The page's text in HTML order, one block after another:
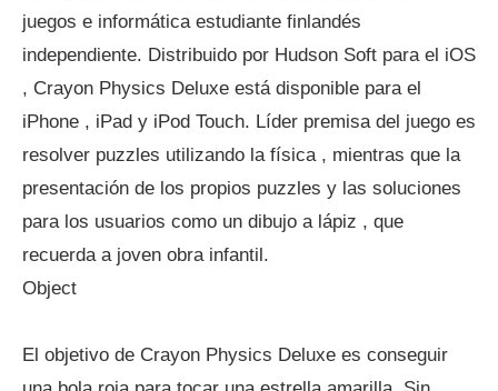
juegos e informática estudiante finlandés
independiente. Distribuido por Hudson Soft para el iOS
, Crayon Physics Deluxe está disponible para el
iPhone , iPad y iPod Touch. Líder premisa del juego es
resolver puzzles utilizando la física , mientras que la
presentación de los propios puzzles y las soluciones
para los usuarios como un dibujo a lápiz , que
recuerda a joven obra infantil.
Object
El objetivo de Crayon Physics Deluxe es conseguir